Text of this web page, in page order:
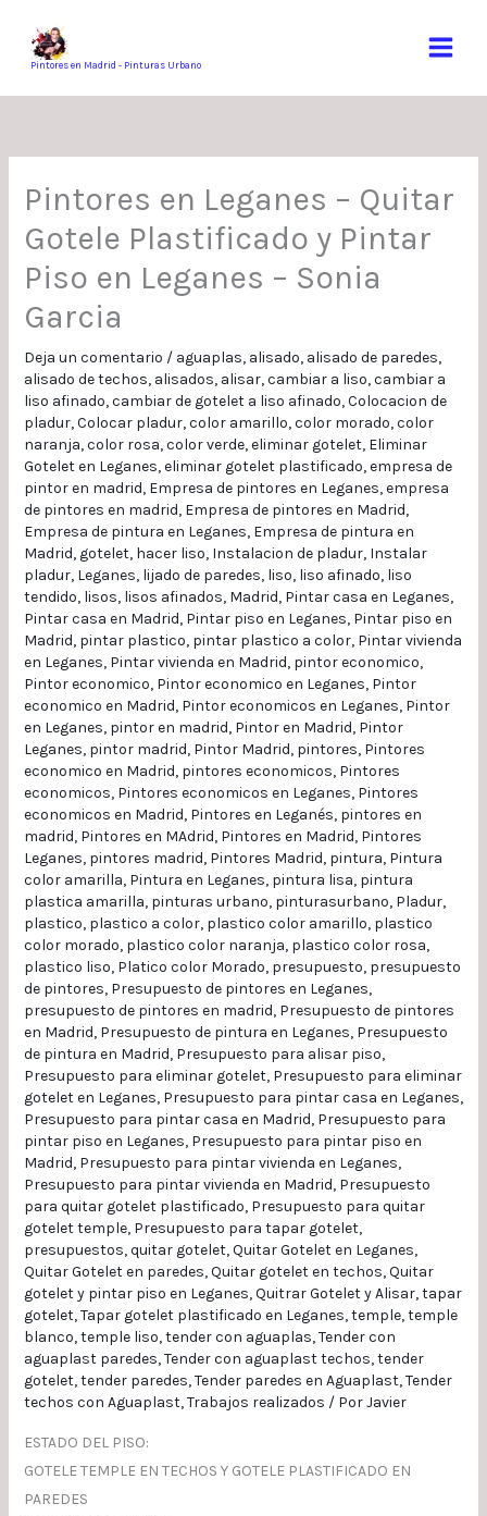
contenidoPintores en Madrid - Pinturas Urbano
Pintores en Leganes – Quitar
Gotele Plastificado y Pintar
Piso en Leganes – Sonia
Garcia
Deja un comentario / aguaplas, alisado, alisado de paredes,
alisado de techos, alisados, alisar,cambiar a liso,cambiar a
liso afinado,cambiar de gotelet a liso afinado,Colocacion de
pladur,Colocar pladur,color amarillo,color morado,color
naranja,color rosa,color verde,eliminar gotelet, Eliminar
Gotelet en Leganes,eliminar gotelet plastificado,empresa de
pintor en madrid, Empresa de pintores en Leganes,empresa
de pintores en madrid, Empresa de pintores en Madrid,
Empresa de pintura en Leganes, Empresa de pintura en
Madrid, gotelet, hacer liso, Instalacion de pladur, Instalar
pladur, Leganes, lijado de paredes, liso, liso afinado, liso
tendido, lisos, lisos afinados, Madrid, Pintar casa en Leganes,
Pintar casa en Madrid, Pintar piso en Leganes, Pintar piso en
Madrid, pintar plastico, pintar plastico a color, Pintar vivienda
en Leganes, Pintar vivienda en Madrid, pintor economico,
Pintor economico, Pintor economico en Leganes, Pintor
economico en Madrid, Pintor economicos en Leganes, Pintor
en Leganes, pintor en madrid, Pintor en Madrid, Pintor
Leganes, pintor madrid, Pintor Madrid, pintores, Pintores
economico en Madrid, pintores economicos, Pintores
economicos, Pintores economicos en Leganes, Pintores
economicos en Madrid, Pintores en Leganés, pintores en
madrid, Pintores en MAdrid, Pintores en Madrid, Pintores
Leganes, pintores madrid, Pintores Madrid, pintura, Pintura
color amarilla, Pintura en Leganes, pintura lisa, pintura
plastica amarilla, pinturas urbano, pinturasurbano, Pladur,
plastico, plastico a color, plastico color amarillo, plastico
color morado, plastico color naranja, plastico color rosa,
plastico liso, Platico color Morado, presupuesto, presupuesto
de pintores, Presupuesto de pintores en Leganes,
presupuesto de pintores en madrid, Presupuesto de pintores
en Madrid, Presupuesto de pintura en Leganes, Presupuesto
de pintura en Madrid, Presupuesto para alisar piso,
Presupuesto para eliminar gotelet, Presupuesto para eliminar
gotelet en Leganes, Presupuesto para pintar casa en Leganes,
Presupuesto para pintar casa en Madrid, Presupuesto para
pintar piso en Leganes, Presupuesto para pintar piso en
Madrid, Presupuesto para pintar vivienda en Leganes,
Presupuesto para pintar vivienda en Madrid, Presupuesto
para quitar gotelet plastificado, Presupuesto para quitar
gotelet temple, Presupuesto para tapar gotelet,
presupuestos,quitar gotelet,Quitar Gotelet en Leganes,
Quitar Gotelet en paredes,Quitar gotelet en techos,Quitar
gotelet y pintar piso en Leganes,Quitrar Gotelet y Alisar,tapar
gotelet,Tapar gotelet plastificado en Leganes,temple,temple
blanco,temple liso,tender con aguaplas,Tender con
aguaplast paredes,Tender con aguaplast techos,tender
gotelet,tender paredes,Tender paredes en Aguaplast,Tender
techos con Aguaplast,Trabajos realizados / PorJavier
ESTADO DEL PISO:
GOTELE TEMPLE EN TECHOS Y GOTELE PLASTIFICADO EN
PAREDES